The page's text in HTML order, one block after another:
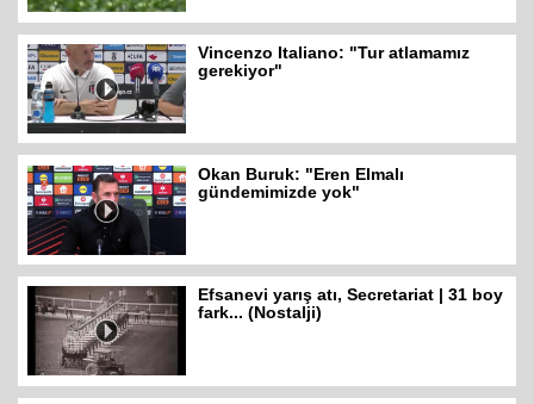
Vincenzo Italiano: "Tur atlamamız
gerekiyor"
Okan Buruk: "Eren Elmalı
gündemimizde yok"
Efsanevi yarış atı, Secretariat | 31 boy
fark... (Nostalji)